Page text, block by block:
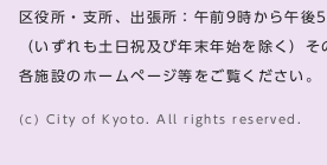
区役所・支所、出張所：午前9時から午
（いずれも土日祝及び年末年始を除く）そ
各施設のホームページ等をご覧ください。
(c) City of Kyoto. All rights reserved.